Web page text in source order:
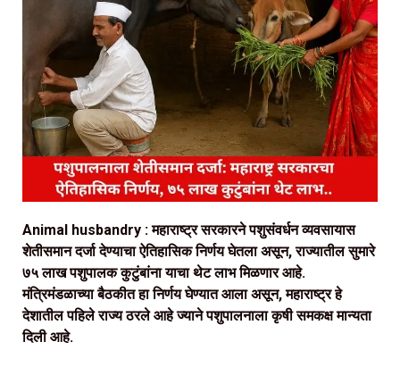
Animal husbandry : महाराष्ट्र सरकारने पशुसंवर्धन व्यवसायास
शेतीसमान दर्जा देण्याचा ऐतिहासिक निर्णय घेतला असून, राज्यातील सुमारे
७५ लाख पशुपालक कुटुंबांना याचा थेट लाभ मिळणार आहे.
मंत्रिमंडळाच्या बैठकीत हा निर्णय घेण्यात आला असून, महाराष्ट्र हे
देशातील पहिले राज्य ठरले आहे ज्याने पशुपालनाला कृषी समकक्ष मान्यता
दिली आहे.